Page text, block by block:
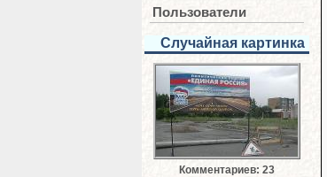
Пользователи
Случайная картинка
Комментариев: 23